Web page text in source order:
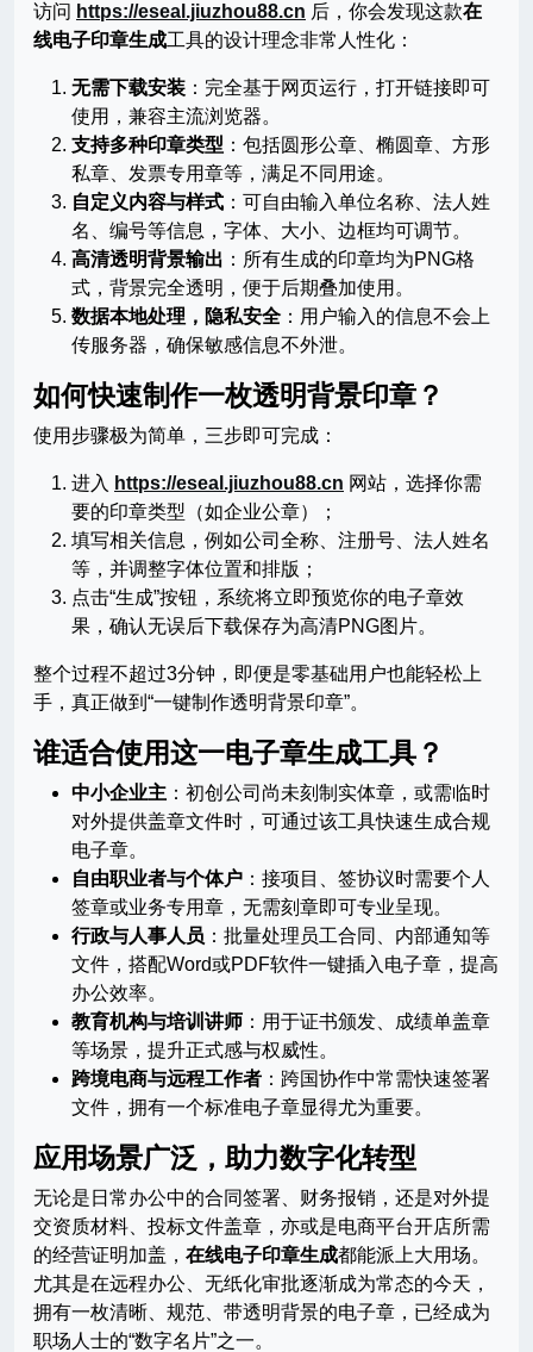
访问 https://eseal.jiuzhou88.cn 后，你会发现这款在
线电子印章生成工具的设计理念非常人性化：
无需下载安装 ：完全基于网页运行，打开链接即可
使用，兼容主流浏览器。
支持多种印章类型 ：包括圆形公章、椭圆章、方形
私章、发票专用章等，满足不同用途。
自定义内容与样式 ：可自由输入单位名称、法人姓
名、编号等信息，字体、大小、边框均可调节。
高清透明背景输出 ：所有生成的印章均为PNG格
式，背景完全透明，便于后期叠加使用。
数据本地处理，隐私安全 ：用户输入的信息不会上
传服务器，确保敏感信息不外泄。
如何快速制作一枚透明背景印章？
使用步骤极为简单，三步即可完成：
进入 https://eseal.jiuzhou88.cn 网站，选择你需
要的印章类型（如企业公章）；
填写相关信息，例如公司全称、注册号、法人姓名
等，并调整字体位置和排版；
点击“生成”按钮，系统将立即预览你的电子章效
果，确认无误后下载保存为高清PNG图片。
整个过程不超过3分钟，即便是零基础用户也能轻松上
手，真正做到“一键制作透明背景印章”。
谁适合使用这一电子章生成工具？
中小企业主 ：初创公司尚未刻制实体章，或需临时
对外提供盖章文件时，可通过该工具快速生成合规
电子章。
自由职业者与个体户 ：接项目、签协议时需要个人
签章或业务专用章，无需刻章即可专业呈现。
行政与人事人员 ：批量处理员工合同、内部通知等
文件，搭配Word或PDF软件一键插入电子章，提高
办公效率。
教育机构与培训讲师 ：用于证书颁发、成绩单盖章
等场景，提升正式感与权威性。
跨境电商与远程工作者 ：跨国协作中常需快速签署
文件，拥有一个标准电子章显得尤为重要。
应用场景广泛，助力数字化转型
无论是日常办公中的合同签署、财务报销，还是对外提
交资质材料、投标文件盖章，亦或是电商平台开店所需
的经营证明加盖， 在线电子印章生成都能派上大用场。
尤其是在远程办公、无纸化审批逐渐成为常态的今天，
拥有一枚清晰、规范、带透明背景的电子章，已经成为
职场人士的“数字名片”之一。